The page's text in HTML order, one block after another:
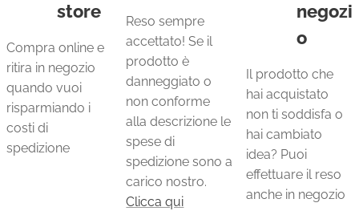
store
Compra online e
ritira in negozio
quando vuoi
risparmiando i
costi di
spedizione
Reso sempre
accettato! Se il
prodotto è
danneggiato o
non conforme
alla descrizione le
spese di
spedizione sono a
carico nostro.
Clicca qui
negozi
o
Il prodotto che
hai acquistato
non ti soddisfa o
hai cambiato
idea? Puoi
effettuare il reso
anche in negozio